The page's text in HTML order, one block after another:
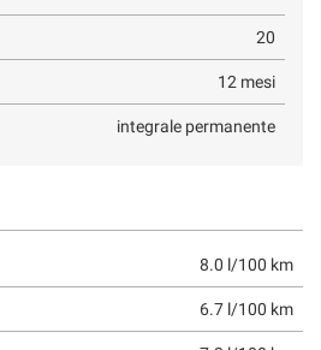
20
12 mesi
integrale permanente
8.0 l/100 km
6.7 l/100 km